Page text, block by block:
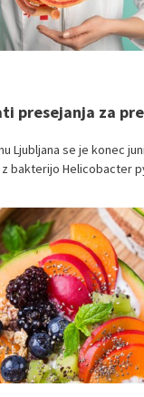
presejanja za
Ljubljana se je konec
bakterijo Helicobacter